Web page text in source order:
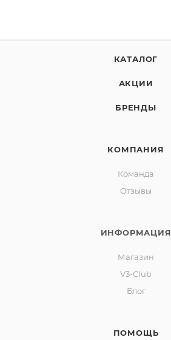
КАТАЛОГ
АКЦИИ
БРЕНДЫ
КОМПАНИЯ
Команда
Отзывы
ИНФОРМАЦИЯ
Магазин
V3-Club
Блог
ПОМОЩЬ